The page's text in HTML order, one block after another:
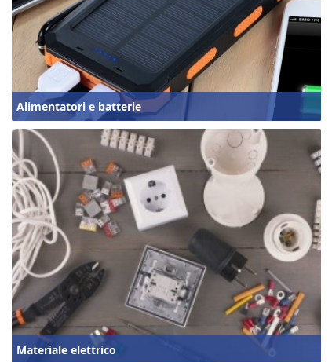
Alimentatori e batterie
Materiale elettrico